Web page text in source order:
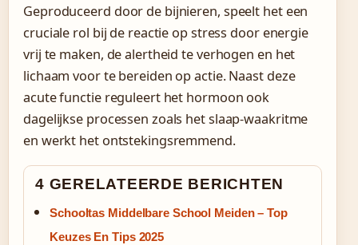
Geproduceerd door de bijnieren, speelt het een
cruciale rol bij de reactie op stress door energie
vrij te maken, de alertheid te verhogen en het
lichaam voor te bereiden op actie. Naast deze
acute functie reguleert het hormoon ook
dagelijkse processen zoals het slaap-waakritme
en werkt het ontstekingsremmend.
4 GERELATEERDE BERICHTEN
Schooltas Middelbare School Meiden – Top
Keuzes En Tips 2025